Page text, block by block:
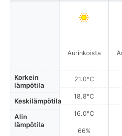
Korkein
lämpötila
Keskilämpötila
Alin
lämpötila
Aurinkoista
21.0°C
18.8°C
16.0°C
66%